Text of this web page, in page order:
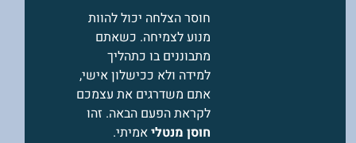
חוסר הצלחה יכול להוות
מנוע לצמיחה. כשאתם
מתבוננים בו כתהליך
למידה ולא ככישלון אישי,
אתם משדרגים את עצמכם
לקראת הפעם הבאה. זהו
חוסן מנטליאמיתי.